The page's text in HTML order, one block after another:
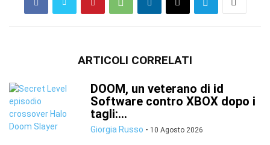
ARTICOLI CORRELATI
DOOM, un veterano di id
Software contro XBOX dopo i
tagli:...
Giorgia Russo - 10 Agosto 2026